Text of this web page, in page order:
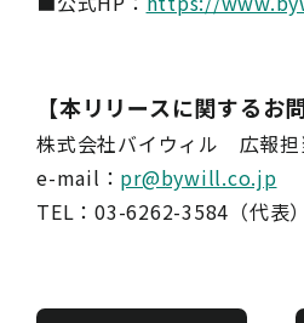
【本リリースに関するお
株式会社バイウィル 広報
e-mail： pr@bywill.co.jp
TEL：03-6262-3584（代表）